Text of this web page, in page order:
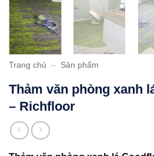
Trang chủ – Sản phẩm
Thảm văn phòng xanh
– Richfloor